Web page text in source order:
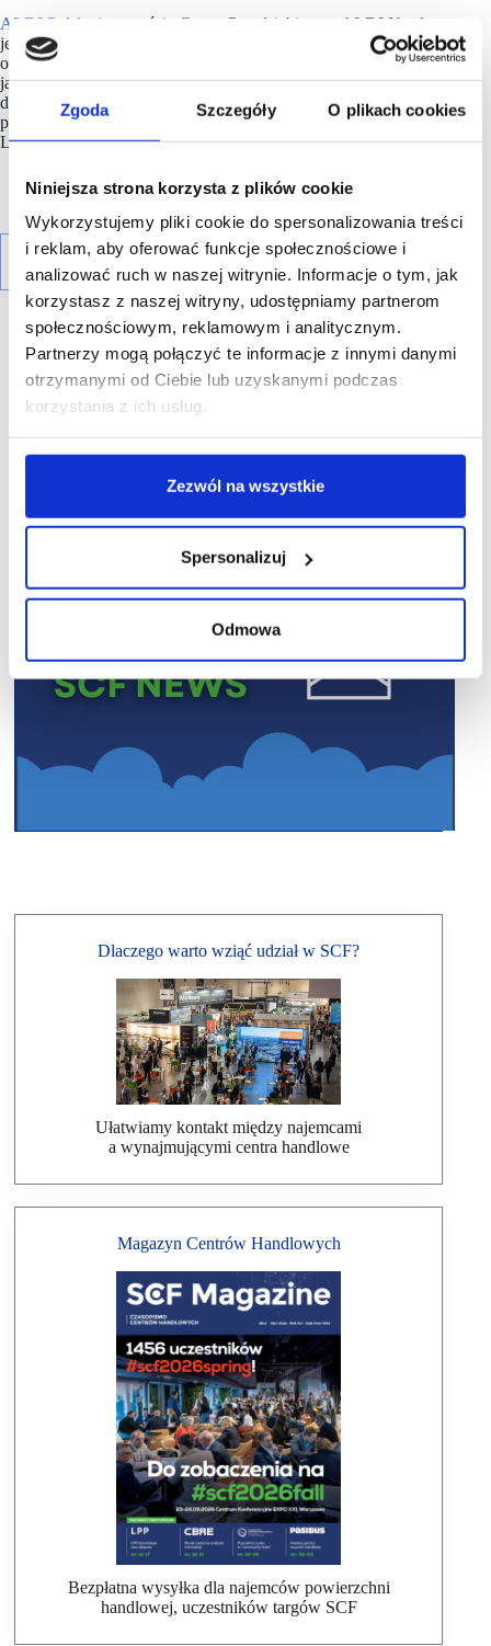
Zgoda Szczegóły O plikach cookies
Niniejsza strona korzysta z plików cookie
Wykorzystujemy pliki cookie do spersonalizowania treści
i reklam, aby oferować funkcje społecznościowe i
analizować ruch w naszej witrynie. Informacje o tym, jak
korzystasz z naszej witryny, udostępniamy partnerom
społecznościowym, reklamowym i analitycznym.
Partnerzy mogą połączyć te informacje z innymi danymi
otrzymanymi od Ciebie lub uzyskanymi podczas
korzystania z ich usług.
Zezwól na wszystkie
Spersonalizuj
Odmowa
ALDI Polska jest częścią Grupy Przedsiębiorstw ALDI Nord –
jednego z wiodących międzynarodowych detalistów. Spółka
oferuje klientom w ośmiu krajach europejskich wysokiej
jakości produkty w najniższej możliwej cenie. Kluczem
do sukcesu Grupy ALDI Nord jest zespół ponad 86 000
pracowników zatrudnionych w Belgii, Francji, Niemczech,
Luksemburgu, Niderlandach, Polsce, Portugalii i Hiszpanii.
Dlaczego warto wziąć udział w SCF?
Ułatwiamy kontakt między najemcami
a wynajmującymi centra handlowe
Magazyn Centrów Handlowych
Bezpłatna wysyłka dla najemców powierzchni
handlowej, uczestników targów SCF